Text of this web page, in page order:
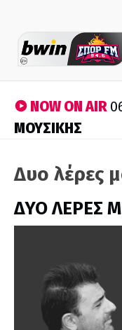
NOW ON AIR
ΜΟΥΣΙΚΗΣ
Δυο λέρες
ΔΥΟ ΛΕΡΕΣ